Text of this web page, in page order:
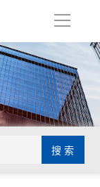
导